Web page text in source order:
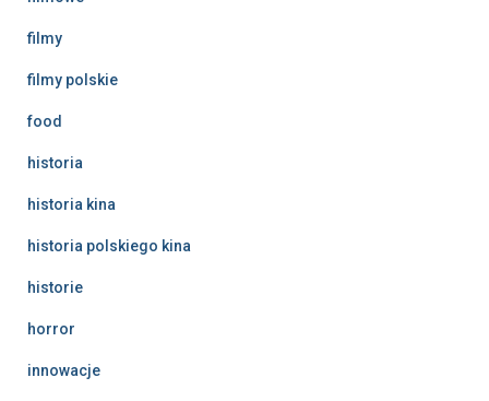
filmy
filmy polskie
food
historia
historia kina
historia polskiego kina
historie
horror
innowacje